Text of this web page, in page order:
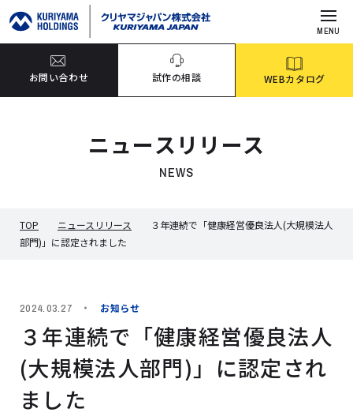
MENU
お問い合わせ 試作の相談 WEBカタログ
ニュースリリース
NEWS
TOP ニュースリリース
３年連続で「健康経営優良法人(大規模法人
部門)」に認定されました
2024.03.27 お知らせ
３年連続で「健康経営優良法人
(大規模法人部門)」に認定され
ました